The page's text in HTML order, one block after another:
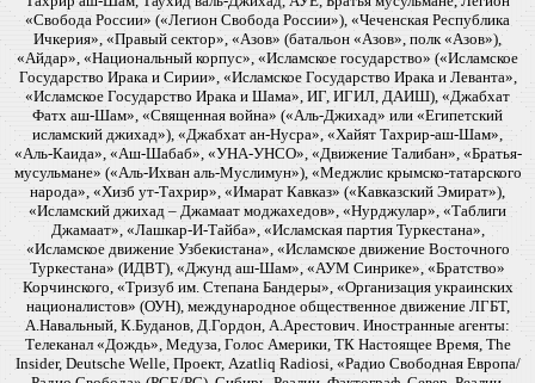
«Свобода России» («Легион Свобода России»), «Чеченская Республика
Ичкерия», «Правый сектор», «Азов» (батальон «Азов», полк «Азов»),
«Айдар», «Национальный корпус», «Исламское государство» («Исламское
Государство Ирака и Сирии», «Исламское Государство Ирака и Леванта»,
«Исламское Государство Ирака и Шама», ИГ, ИГИЛ, ДАИШ), «Джабхат
Фатх аш-Шам», «Священная война» («Аль-Джихад» или «Египетский
исламский джихад»), «Джабхат ан-Нусра», «Хайят Тахрир-аш-Шам»,
«Аль-Каида», «Аш-Шабаб», «УНА-УНСО», «Движение Талибан», «Братья-
мусульмане» («Аль-Ихван аль-Муслимун»), «Меджлис крымско-татарского
народа», «Хизб ут-Тахрир», «Имарат Кавказ» («Кавказский Эмират»),
«Исламский джихад – Джамаат моджахедов», «Нурджулар», «Таблиги
Джамаат», «Лашкар-И-Тайба», «Исламская партия Туркестана»,
«Исламское движение Узбекистана», «Исламское движение Восточного
Туркестана» (ИДВТ), «Джунд аш-Шам», «АУМ Синрике», «Братство»
Корчинского, «Тризуб им. Степана Бандеры», «Организация украинских
националистов» (ОУН), международное общественное движение ЛГБТ,
А.Навальный, К.Буданов, Д.Гордон, А.Арестович. Иностранные агенты:
Телеканал «Дождь», Медуза, Голос Америки, ТК Настоящее Время, The
Insider, Deutsche Welle, Проект, Azatliq Radiosi, «Радио Свободная Европа/